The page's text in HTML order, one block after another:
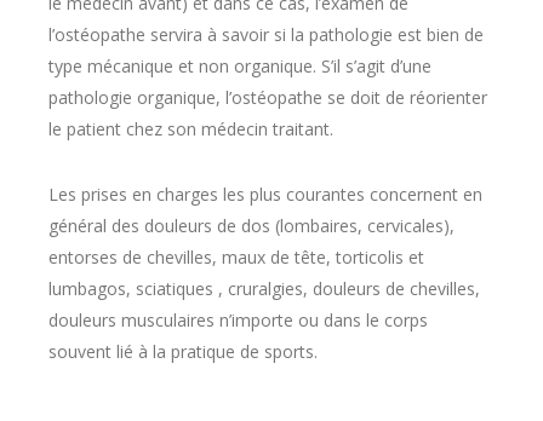
l’ostéopathe servira à savoir si la pathologie est bien de
type mécanique et non organique. S’il s’agit d’une
pathologie organique, l’ostéopathe se doit de réorienter
le patient chez son médecin traitant.
Les prises en charges les plus courantes concernent en
général des douleurs de dos (lombaires, cervicales),
entorses de chevilles, maux de tête, torticolis et
lumbagos, sciatiques , cruralgies, douleurs de chevilles,
douleurs musculaires n’importe ou dans le corps
souvent lié à la pratique de sports.